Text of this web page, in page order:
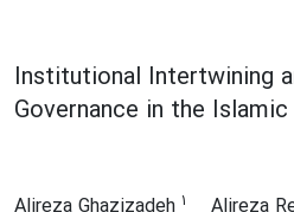
Institutional Intertwining
Governance in the
1